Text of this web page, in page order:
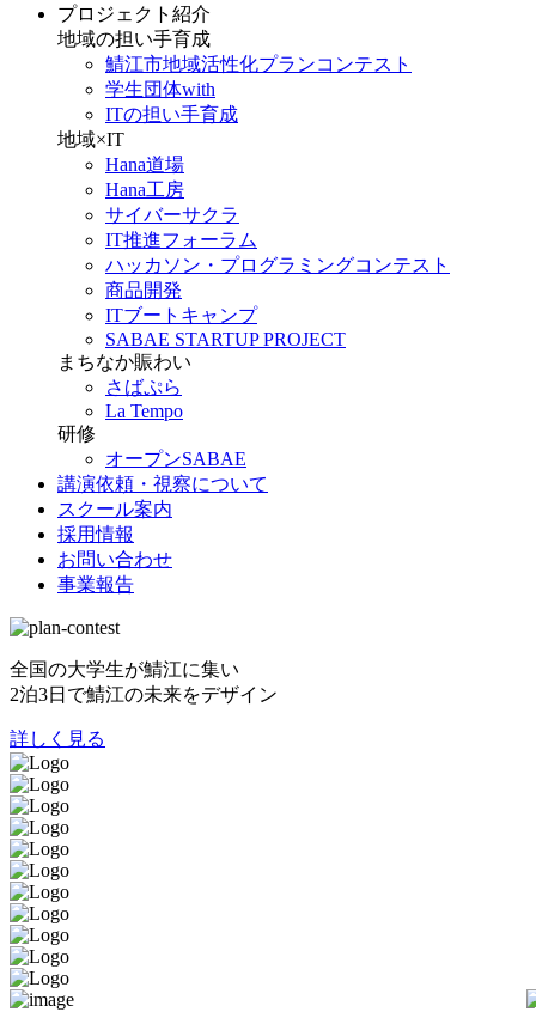
プロジェクト紹介
地域の担い手育成
鯖江市地域活性化プランコンテスト
学生団体with
ITの担い手育成
地域×IT
Hana道場
Hana工房
サイバーサクラ
IT推進フォーラム
ハッカソン・プログラミングコンテスト
商品開発
ITブートキャンプ
SABAE STARTUP PROJECT
まちなか賑わい
さばぷら
La Tempo
研修
オープンSABAE
講演依頼・視察について
スクール案内
採用情報
お問い合わせ
事業報告
全国の大学生が鯖江に集い
2泊3日で鯖江の未来をデザイン
詳しく見る